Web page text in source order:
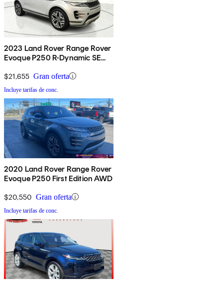
2023 Land Rover Range Rover
Evoque P250 R-Dynamic SE
$21,655 Gran oferta
Incluye tarifas de conc.
2020 Land Rover Range Rover
Evoque P250 First Edition AWD
$20,550 Gran oferta
Incluye tarifas de conc.